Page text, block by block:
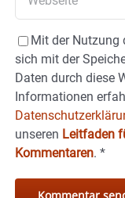
Mit der Nutzung
sich mit der
Daten durch diese
Informationen
unseren Leitfaden
Kommentaren. *